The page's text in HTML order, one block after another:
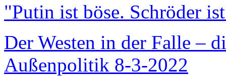
"Putin ist böse. Schröder
Der Westen in der Falle –
Außenpolitik 8-3-2022